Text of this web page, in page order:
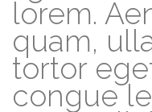
lorem.
quam,
tortor
congue